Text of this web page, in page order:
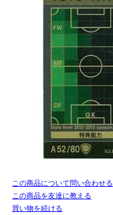
この商品について問い合わせる
この商品を友達に教える
買い物を続ける